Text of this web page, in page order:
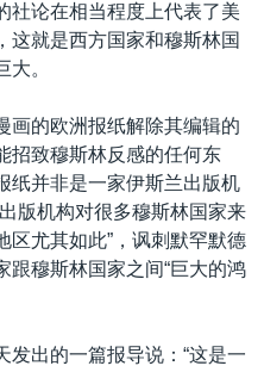
社论在相当程度上代表了美
这就是西方国家和穆斯林国
。
画的欧洲报纸解除其编辑的
招致穆斯林反感的任何东
纸并非是一家伊斯兰出版机
版机构对很多穆斯林国家来
区尤其如此”，讽刺默罕默德
跟穆斯林国家之间“巨大的鸿
发出的一篇报导说：“这是一